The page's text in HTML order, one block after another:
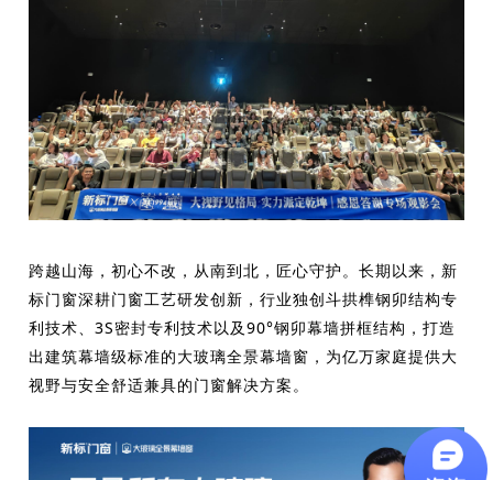
跨越山海，初心不改，从南到北，匠心守护。长期以来，新
标门窗深耕门窗工艺研发创新，行业独创斗拱榫钢卯结构专
利技术、3S密封专利技术以及90°钢卯幕墙拼框结构，打造
出建筑幕墙级标准的大玻璃全景幕墙窗，为亿万家庭提供大
视野与安全舒适兼具的门窗解决方案。